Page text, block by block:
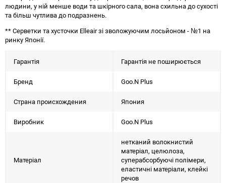
людини, у ній менше води та шкірного сала, вона схильна до сухості
та більш чутлива до подразнень.
** Серветки та хусточки Elleair зі зволожуючим лосьйоном - №1 на
ринку Японії.
Гарантія Гарантія не поширюється
Бренд Goo.N Plus
Страна происхождения Япония
Виробник Goo.N Plus
Матеріал
нетканий волокнистий
матеріал, целюлоза,
суперабсорбуючі полімери,
еластичні матеріали, клейкі
речов